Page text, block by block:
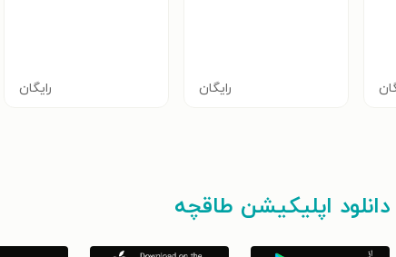
رایگان رایگان
دانلود اپلیکیشن طاقچه